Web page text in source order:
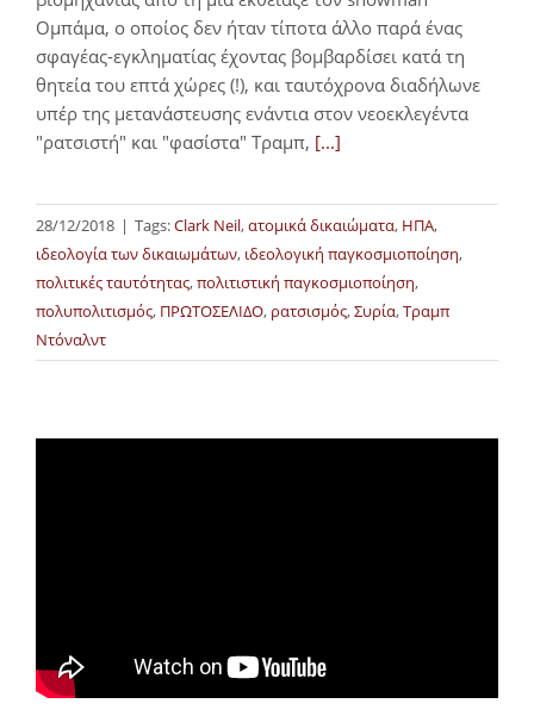
Ομπάμα, ο οποίος δεν ήταν τίποτα άλλο παρά ένας
σφαγέας-εγκληματίας έχοντας βομβαρδίσει κατά τη
θητεία του επτά χώρες (!), και ταυτόχρονα διαδήλωνε
υπέρ της μετανάστευσης ενάντια στον νεοεκλεγέντα
"ρατσιστή" και "φασίστα" Τραμπ, [...]
28/12/2018 | Tags:Clark Neil,ατομικά δικαιώματα, ΗΠΑ,
ιδεολογία των δικαιωμάτων, ιδεολογική παγκοσμιοποίηση,
πολιτικές ταυτότητας,πολιτιστική παγκοσμιοποίηση,
πολυπολιτισμός, ΠΡΩΤΟΣΕΛΙΔΟ, ρατσισμός,Συρία,Τραμπ
Ντόναλντ